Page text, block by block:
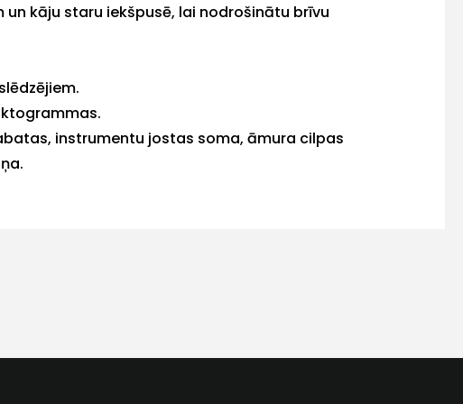
kāju staru iekšpusē, lai nodrošinātu brīvu
instrumentu jostas soma, āmura cilpas
E-pasts